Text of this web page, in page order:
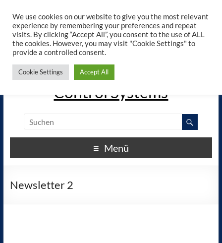
ELREHA - Manuals - Google
Play
elreha.de
View
The Experts in Electronic
Control Systems
Menü
Newsletter 2
We use cookies on our website to give you the most relevant
experience by remembering your preferences and repeat
visits. By clicking “Accept All”, you consent to the use of ALL
the cookies. However, you may visit "Cookie Settings" to
provide a controlled consent.
Cookie Settings Accept All